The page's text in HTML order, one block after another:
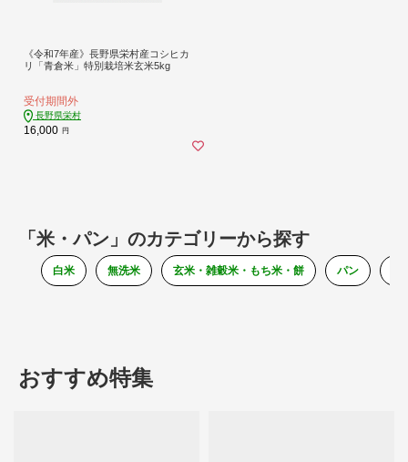
《令和7年産》長野県栄村産コシヒカ
リ「青倉米」特別栽培米玄米5kg
受付期間外
長野県栄村
16,000 円
「米・パン」のカテゴリーから探す
白米 無洗米 玄米・雑穀米・もち米・餅 パン
おすすめ特集